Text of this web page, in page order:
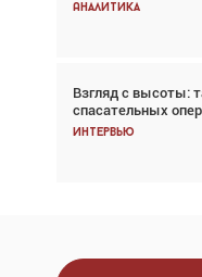
Аналитика
Взгляд с высоты:
спасательных
Интервью
Аналитика
Частный самолёт
покупке
Интервью